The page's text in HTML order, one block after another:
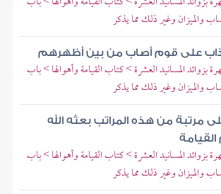
والميزان وغير ذلك مما يذكر
على قوم أصاب من بين أظهرهم
بزوائد المسانيد العشرة > كتاب القيامة وأهوالها > باب
والميزان وغير ذلك مما يذكر
مرتبة من هذه المراتب بعثه الله
بزوائد المسانيد العشرة > كتاب القيامة وأهوالها > باب
والميزان وغير ذلك مما يذكر